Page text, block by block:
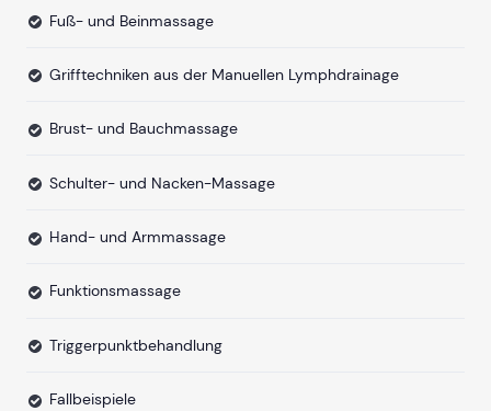
Fuß- und Beinmassage
Grifftechniken aus der Manuellen Lymphdrainage
Brust- und Bauchmassage
Schulter- und Nacken-Massage
Hand- und Armmassage
Funktionsmassage
Triggerpunktbehandlung
Fallbeispiele